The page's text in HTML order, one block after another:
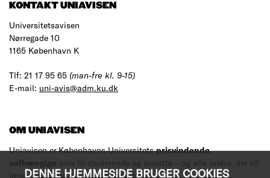
DENNE HJEMMESIDE BRUGER COOKIES
KONTAKT UNIAVISEN
Universitetsavisen
Nørregade 10
1165 København K
Tlf: 21 17 95 65 (man-fre kl. 9-15)
E-mail: uni-avis@adm.ku.dk
OM UNIAVISEN
Uniavisen er Københavns Universitetsprisvindende,
uafhængige avis til studerende og ansatte – og alle andre, der vil
læse med.Læs mere om avisen her.